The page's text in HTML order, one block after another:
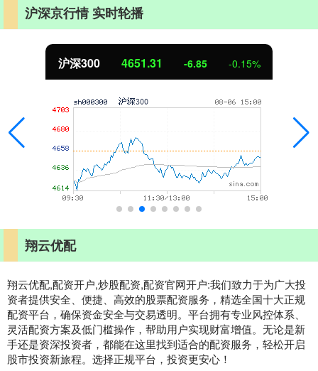
沪深京行情 实时轮播
沪深300 4651.31 -6.85 -0.15%
翔云优配
翔云优配,配资开户,炒股配资,配资官网开户:我们致力于为广大投
资者提供安全、便捷、高效的股票配资服务，精选全国十大正规
配资平台，确保资金安全与交易透明。平台拥有专业风控体系、
灵活配资方案及低门槛操作，帮助用户实现财富增值。无论是新
手还是资深投资者，都能在这里找到适合的配资服务，轻松开启
股市投资新旅程。选择正规平台，投资更安心！